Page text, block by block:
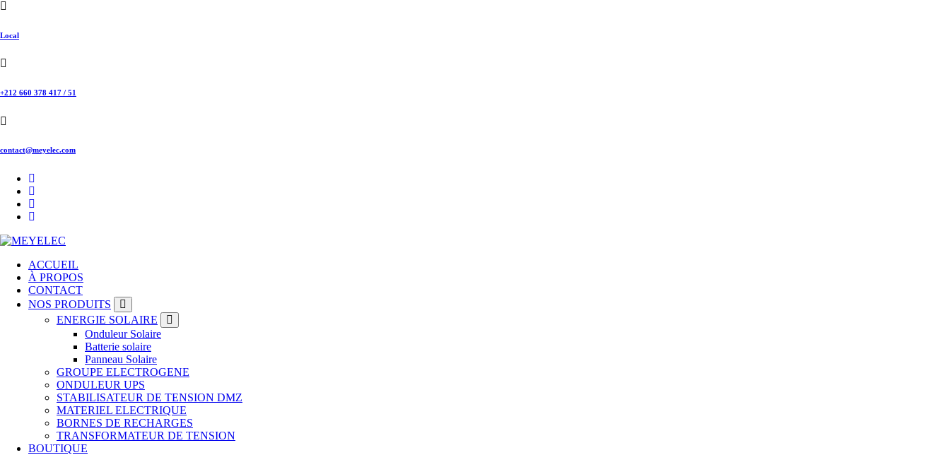
Skip
content
Local
+212 660 378 417 / 51
contact@meyelec.com
ACCUEIL
À PROPOS
CONTACT
NOS PRODUITS
ENERGIE SOLAIRE
Onduleur Solaire
Batterie solaire
Panneau Solaire
GROUPE ELECTROGENE
ONDULEUR UPS
STABILISATEUR DE TENSION DMZ
MATERIEL ELECTRIQUE
BORNES DE RECHARGES
TRANSFORMATEUR DE TENSION
BOUTIQUE